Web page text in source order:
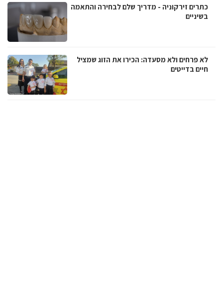
כתרים זירקוניה - מדריך שלם לבחירה והתאמה
בשיניים
לא פרחים ולא מסעדה: הכירו את הזוג שמציל
חיים בדייטים